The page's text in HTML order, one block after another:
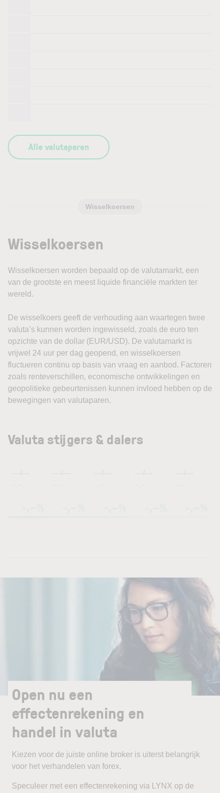
Alle valutaparen
Wisselkoersen
Wisselkoersen
Wisselkoersen worden bepaald op de valutamarkt, een
van de grootste en meest liquide financiële markten ter
wereld.
De wisselkoers geeft de verhouding aan waartegen twee
valuta’s kunnen worden ingewisseld, zoals de euro ten
opzichte van de dollar (EUR/USD). De valutamarkt is
vrijwel 24 uur per dag geopend, en wisselkoersen
fluctueren continu op basis van vraag en aanbod. Factoren
zoals renteverschillen, economische ontwikkelingen en
geopolitieke gebeurtenissen kunnen invloed hebben op de
bewegingen van valutaparen.
Valuta stijgers & dalers
Open nu een
effectenrekening en
handel in valuta
Kiezen voor de juiste online broker is uiterst belangrijk
voor het verhandelen van forex.
Speculeer met een effectenrekening via LYNX op de